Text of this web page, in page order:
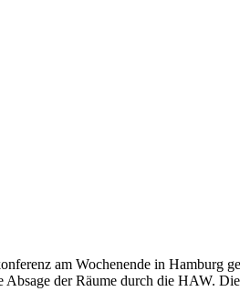
am Wochenende in Hamburg
der Räume durch die HAW.